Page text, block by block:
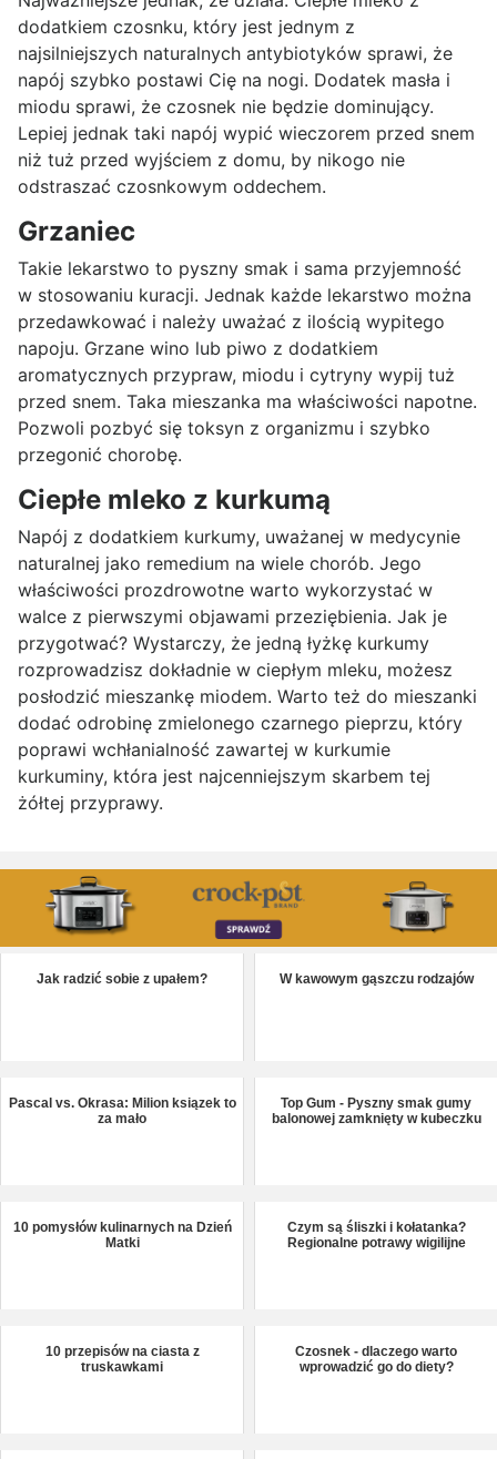
dodatkiem czosnku, który jest jednym z
najsilniejszych naturalnych antybiotyków sprawi, że
napój szybko postawi Cię na nogi. Dodatek masła i
miodu sprawi, że czosnek nie będzie dominujący.
Lepiej jednak taki napój wypić wieczorem przed snem
niż tuż przed wyjściem z domu, by nikogo nie
odstraszać czosnkowym oddechem.
Grzaniec
Takie lekarstwo to pyszny smak i sama przyjemność
w stosowaniu kuracji. Jednak każde lekarstwo można
przedawkować i należy uważać z ilością wypitego
napoju. Grzane wino lub piwo z dodatkiem
aromatycznych przypraw, miodu i cytryny wypij tuż
przed snem. Taka mieszanka ma właściwości napotne.
Pozwoli pozbyć się toksyn z organizmu i szybko
przegonić chorobę.
Ciepłe mleko z kurkumą
Napój z dodatkiem kurkumy, uważanej w medycynie
naturalnej jako remedium na wiele chorób. Jego
właściwości prozdrowotne warto wykorzystać w
walce z pierwszymi objawami przeziębienia. Jak je
przygotwać? Wystarczy, że jedną łyżkę kurkumy
rozprowadzisz dokładnie w ciepłym mleku, możesz
posłodzić mieszankę miodem. Warto też do mieszanki
dodać odrobinę zmielonego czarnego pieprzu, który
poprawi wchłanialność zawartej w kurkumie
kurkuminy, która jest najcenniejszym skarbem tej
żółtej przyprawy.
Jak radzić sobie z upałem? W kawowym gąszczu rodzajów
Pascal vs. Okrasa: Milion ksiązek to
za mało
Top Gum - Pyszny smak gumy
balonowej zamknięty w kubeczku
10 pomysłów kulinarnych na Dzień
Matki
Czym są śliszki i kołatanka?
Regionalne potrawy wigilijne
10 przepisów na ciasta z
truskawkami
Czosnek - dlaczego warto
wprowadzić go do diety?